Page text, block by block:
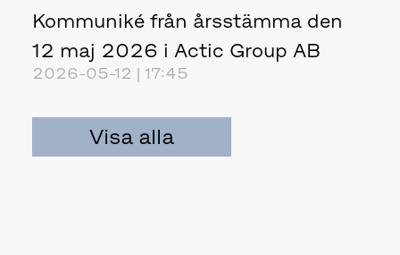
Kommuniké från årsstämma den
12 maj 2026 i Actic Group AB
2026-05-12 | 17:45
Visa alla